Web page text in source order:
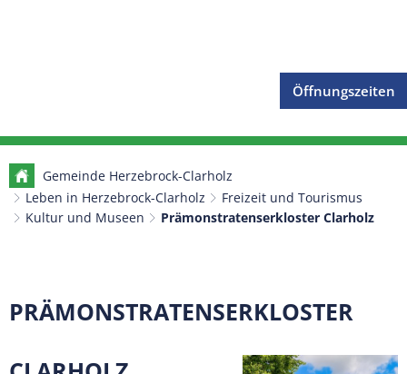
Öffnungszeiten
Gemeinde Herzebrock-Clarholz
Leben in Herzebrock-Clarholz
Freizeit und Tourismus
Kultur und Museen
Prämonstratenserkloster Clarholz
Prämonstratenserkloster
PRÄMONSTRATENSERKLOSTER